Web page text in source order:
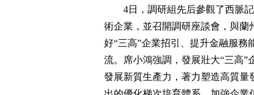
4日，調研組先后參觀了西脈
術企業，並召開調研座談會，與
好“三高”企業招引、提升金融服
流。席小鴻強調，發展壯大“三高
發展新質生產力，著力塑造高質量